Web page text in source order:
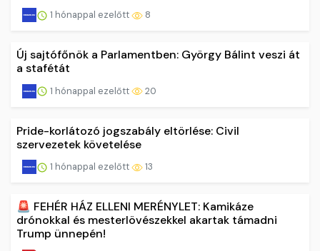
1 hónappal ezelőtt 8
Új sajtófőnök a Parlamentben: György Bálint veszi át
a stafétát
1 hónappal ezelőtt 20
Pride-korlátozó jogszabály eltörlése: Civil
szervezetek követelése
1 hónappal ezelőtt 13
🚨 FEHÉR HÁZ ELLENI MERÉNYLET: Kamikáze
drónokkal és mesterlövészekkel akartak támadni
Trump ünnepén!